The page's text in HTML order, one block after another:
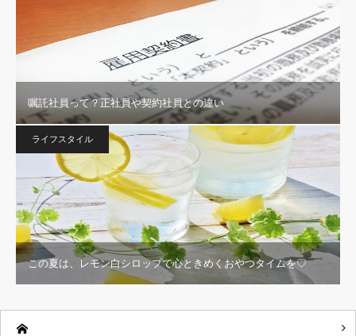
嘱託社員って？正社員や契約社員との違い
ライフスタイル
この夏は、レモン白シロップで心ときめくおやつタイムを♡